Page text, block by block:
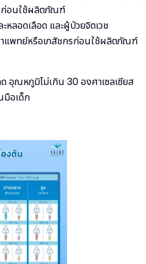
ก่อนใช้ผลิตภัณฑ์
หลอดเลือด และผู้ป่วยจิตเวช
แพทย์หรือเภสัชกรก่อนใช้ผลิตภัณฑ์
อุณหภูมิไม่เกิน 30 องศาเซลเซียส
มือเด็ก